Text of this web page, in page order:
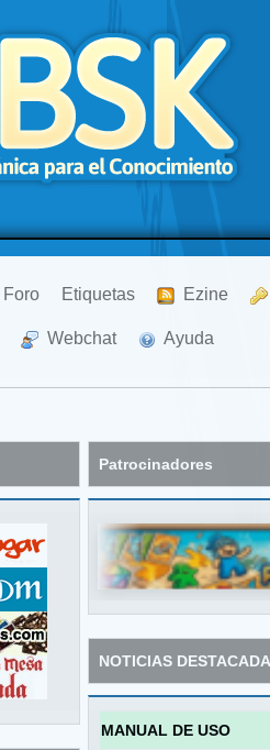
Foro Etiquetas Ezine
Webchat Ayuda
Patrocinadores
NOTICIAS
MANUAL DE USO